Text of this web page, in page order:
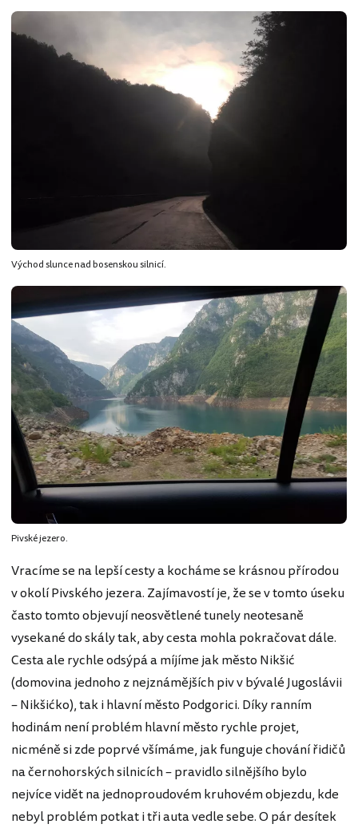
Východ slunce nad bosenskou silnicí.
Pivské jezero.
Vracíme se na lepší cesty a kocháme se krásnou přírodou
v okolí Pivského jezera. Zajímavostí je, že se v tomto úseku
často tomto objevují neosvětlené tunely neotesaně
vysekané do skály tak, aby cesta mohla pokračovat dále.
Cesta ale rychle odsýpá a míjíme jak město Nikšić
(domovina jednoho z nejznámějších piv v bývalé Jugoslávii
– Nikšićko), tak i hlavní město Podgorici. Díky ranním
hodinám není problém hlavní město rychle projet,
nicméně si zde poprvé všímáme, jak funguje chování řidičů
na černohorských silnicích – pravidlo silnějšího bylo
nejvíce vidět na jednoproudovém kruhovém objezdu, kde
nebyl problém potkat i tři auta vedle sebe. O pár desítek